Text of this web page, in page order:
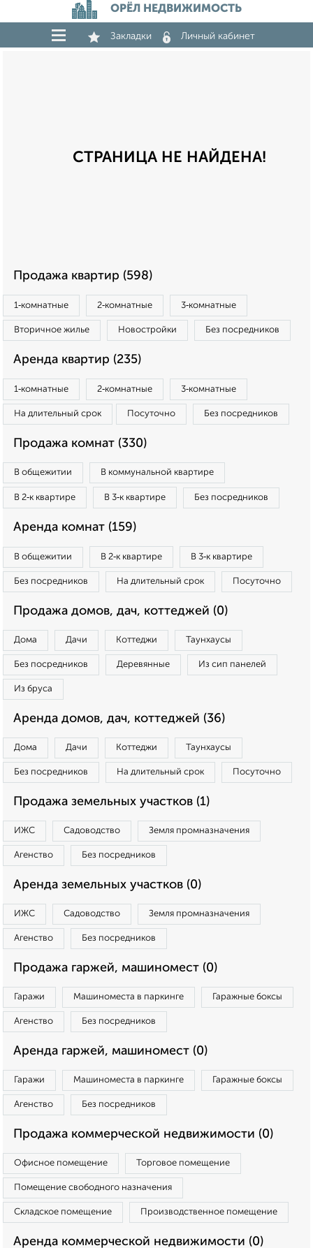
ОРЁЛ НЕДВИЖИМОСТЬ
Закладки Личный кабинет
СТРАНИЦА НЕ НАЙДЕНА!
Продажа квартир (598)
1‑комнатные 2‑комнатные 3‑комнатные
Вторичное жилье Новостройки Без посредников
Аренда квартир (235)
1‑комнатные 2‑комнатные 3‑комнатные
На длительный срок Посуточно Без посредников
Продажа комнат (330)
В общежитии В коммунальной квартире
В 2‑к квартире В 3‑к квартире Без посредников
Аренда комнат (159)
В общежитии В 2‑к квартире В 3‑к квартире
Без посредников На длительный срок Посуточно
Продажа домов, дач, коттеджей (0)
Дома Дачи Коттеджи Таунхаусы
Без посредников Деревянные Из сип панелей
Из бруса
Аренда домов, дач, коттеджей (36)
Дома Дачи Коттеджи Таунхаусы
Без посредников На длительный срок Посуточно
Продажа земельных участков (1)
ИЖС Садоводство Земля промназначения
Агенство Без посредников
Аренда земельных участков (0)
ИЖС Садоводство Земля промназначения
Агенство Без посредников
Продажа гаржей, машиномест (0)
Гаражи Машиноместа в паркинге Гаражные боксы
Агенство Без посредников
Аренда гаржей, машиномест (0)
Гаражи Машиноместа в паркинге Гаражные боксы
Агенство Без посредников
Продажа коммерческой недвижимости (0)
Офисное помещение Торговое помещение
Помещение свободного назначения
Складское помещение Производственное помещение
Аренда коммерческой недвижимости (0)